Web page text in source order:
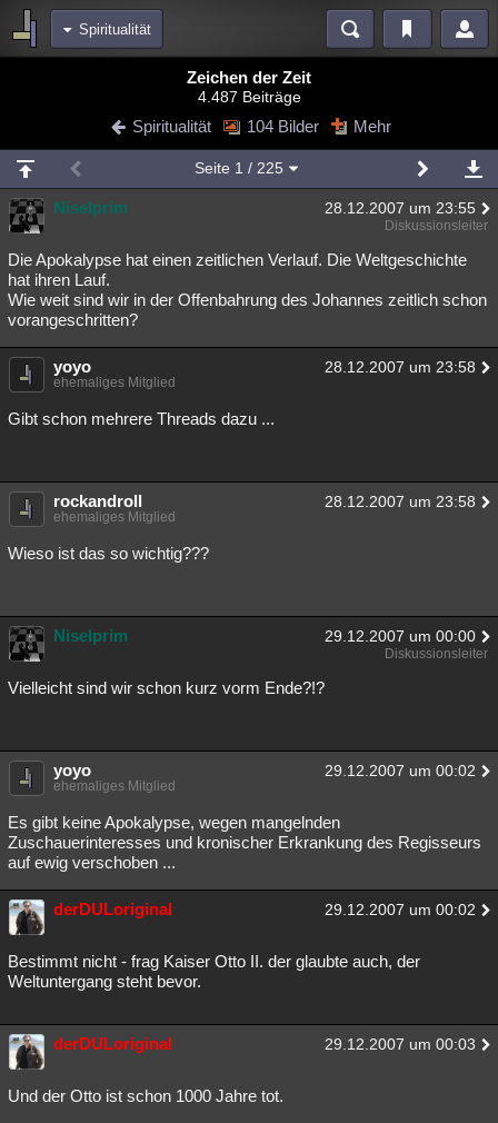
Spiritualität
Blogs Videos
Chat Wiki Neuigkeiten
meine Rubriken
Menschen Wissenschaft Mystery Kriminalfälle
Spiritualität Verschwörungen Technologie Ufologie
Natur Umfragen Unterhaltung
weitere Rubriken
Philosophie Literatur
Astronomie Helpdesk Gruppen
Übersichten
Besucht Teilgenommen
Schlüsselwörter
Zeichen der Zeit
4.487 Beiträge
Spiritualität 104 Bilder Mehr
Seite 1 / 225
Niselprim 28.12.2007 um 23:55
Diskussionsleiter
Die Apokalypse hat einen zeitlichen Verlauf. Die Weltgeschichte
hat ihren Lauf.
Wie weit sind wir in der Offenbahrung des Johannes zeitlich schon
vorangeschritten?
yoyo 28.12.2007 um 23:58
ehemaliges Mitglied
Gibt schon mehrere Threads dazu ...
rockandroll 28.12.2007 um 23:58
ehemaliges Mitglied
Wieso ist das so wichtig???
Niselprim 29.12.2007 um 00:00
Diskussionsleiter
Vielleicht sind wir schon kurz vorm Ende?!?
yoyo 29.12.2007 um 00:02
ehemaliges Mitglied
Es gibt keine Apokalypse, wegen mangelnden
Zuschauerinteresses und kronischer Erkrankung des Regisseurs
auf ewig verschoben ...
derDULoriginal 29.12.2007 um 00:02
Bestimmt nicht - frag Kaiser Otto II. der glaubte auch, der
Weltuntergang steht bevor.
derDULoriginal 29.12.2007 um 00:03
Und der Otto ist schon 1000 Jahre tot.